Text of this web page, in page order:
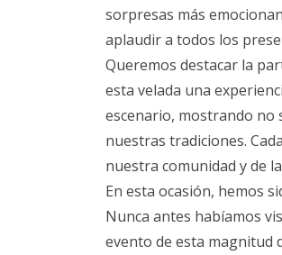
sorpresas más
aplaudir a todos los
Queremos destacar la
esta velada una
escenario, mostrando
nuestras tradiciones.
nuestra comunidad y de
En esta ocasión, hemos
Nunca antes habíamos
evento de esta magnitud